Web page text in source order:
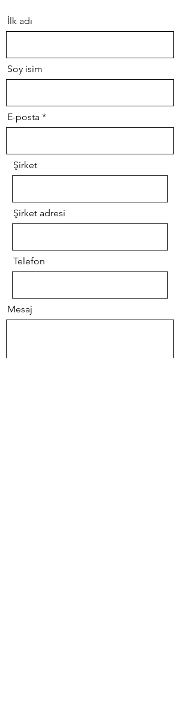
İlk adı
Soy isim
E-posta
Şirket
Şirket adresi
Telefon
Mesaj